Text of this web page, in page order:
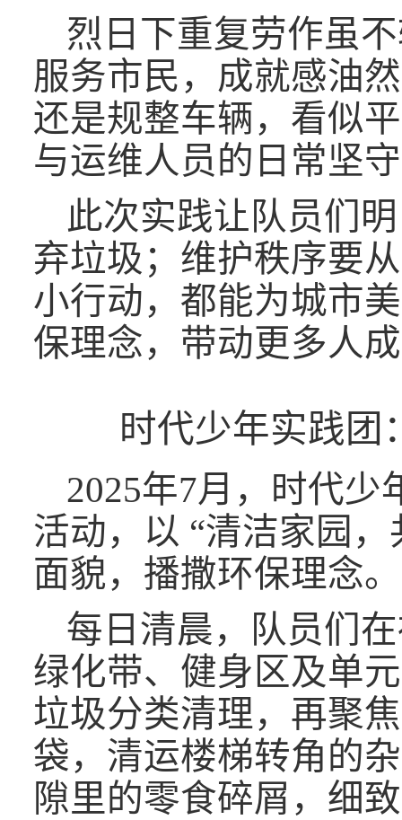
烈日下重复劳作虽
服务市民，成就感油
还是规整车辆，看似
与运维人员的日常坚
此次实践让队员们
弃垃圾；维护秩序要
小行动，都能为城市
保理念，带动更多人
时代少年实践团
2025年7月，时代
活动，以 “清洁家园
面貌，播撒环保理念。
每日清晨，队员们
绿化带、健身区及单
垃圾分类清理，再聚
袋，清运楼梯转角的
隙里的零食碎屑，细